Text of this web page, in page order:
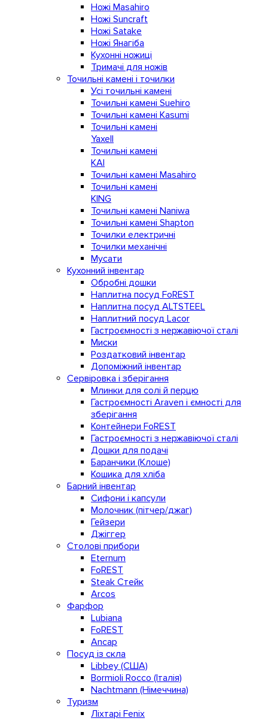
Ножі Masahiro
Ножі Suncraft
Ножі Satake
Ножі Янагіба
Кухонні ножиці
Тримачі для ножів
Точильні камені і точилки
Усі точильні камені
Точильні камені Suehiro
Точильні камені Kasumi
Точильні камені
Yaxell
Точильні камені
KAI
Точильні камені Masahiro
Точильні камені
KING
Точильні камені Naniwa
Точильні камені Shapton
Точилки електричні
Точилки механічні
Мусати
Кухонний інвентар
Обробні дошки
Наплитна посуд FoREST
Наплитна посуд ALTSTEEL
Наплитний посуд Lacor
Гастроємності з нержавіючої сталі
Миски
Роздатковий інвентар
Допоміжний інвентар
Сервіровка і зберігання
Млинки для солі й перцю
Гастроємності Araven і ємності для
зберігання
Контейнери FoREST
Гастроємності з нержавіючої сталі
Дошки для подачі
Баранчики (Клоше)
Кошика для хліба
Барний інвентар
Сифони і капсули
Молочник (пітчер/джаг)
Гейзери
Джіггер
Столові прибори
Eternum
FoREST
Steak Стейк
Arcos
Фарфор
Lubiana
FoREST
Ancap
Посуд із скла
Libbey (США)
Bormioli Rocco (Італія)
Nachtmann (Німеччина)
Туризм
Ліхтарі Fenix